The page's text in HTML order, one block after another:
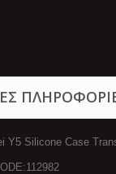
Y5 Silicone Case